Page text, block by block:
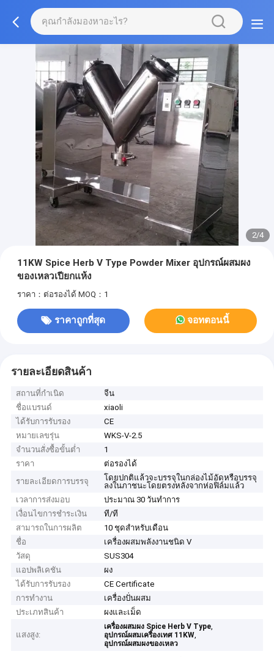
2/4
11KW Spice Herb V Type Powder Mixer อุปกรณ์ผสมผง
ของเหลวเปียกแห้ง
ราคา：ต่อรองได้ MOQ：1
ราคาถูกที่สุด จอทตอนนี้
รายละเอียดสินค้า
สถานที่กำเนิด
จีน
ชื่อแบรนด์
xiaoli
ได้รับการรับรอง
CE
หมายเลขรุ่น
WKS-V-2.5
จำนวนสั่งซื้อขั้นต่ำ
1
ราคา
ต่อรองได้
รายละเอียดการบรรจุ
โดยปกติแล้วจะบรรจุในกล่องไม้อัดหรือบรรจุ
ลงในภาชนะโดยตรงหลังจากห่อฟิล์มแล้ว
เวลาการส่งมอบ
ประมาณ 30 วันทำการ
เงื่อนไขการชำระเงิน
ที/ที
สามารถในการผลิต
10 ชุดสำหรับเดือน
ชื่อ
เครื่องผสมพลังงานชนิด V
วัสดุ
SUS304
แอปพลิเคชัน
ผง
ได้รับการรับรอง
CE Certificate
การทำงาน
เครื่องปั่นผสม
ประเภทสินค้า
ผงและเม็ด
แสงสูง:
เครื่องผสมผง Spice Herb V Type,
อุปกรณ์ผสมเครื่องเทศ 11KW,
อุปกรณ์ผสมผงของเหลว